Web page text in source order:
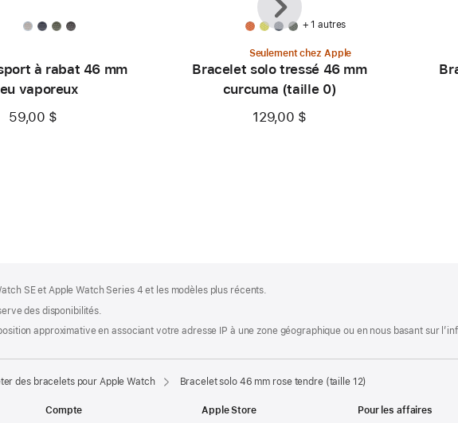
à rabat 46 mm
vaporeux
59,00 $
+ 1 autres
Seulement chez Apple
Bracelet solo tressé 46 mm
curcuma (taille 0)
129,00 $
SE et Apple Watch Series 4 et les modèles plus récents.
des disponibilités.
approximative en associant votre adresse IP à une zone géographique ou en nous basant sur
des bracelets pour Apple Watch Bracelet solo 46 mm rose tendre (taille 12)
Compte
Apple Store
Pour les affaires